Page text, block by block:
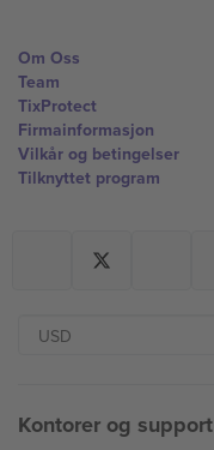
Om Oss
Team
TixProtect
Firmainformasjon
Vilkår og betingelser
Tilknyttet program
Kontorer og support